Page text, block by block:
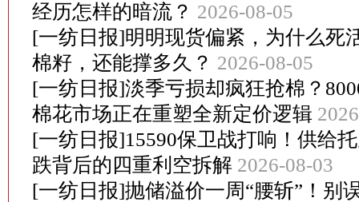
经历怎样的暗流？ 2026-08-05
[一纺日报]明明现货偏紧，为什么死
棉籽，还能撑多久？ 2026-08-05
[一纺日报]淡季亏损却疯狂抢棉？
棉花市场正在重塑全新定价逻辑
[一纺日报]15590保卫战打响！供给
跌背后的四重利空拆解 2026-08-03
[一纺日报]抛储溢价一周“腰斩”！别